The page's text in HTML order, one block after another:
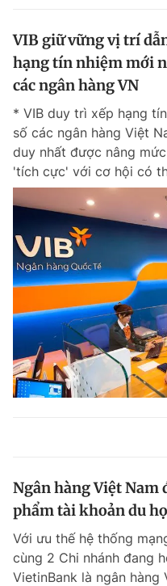
VIB giữ vững vị trí
hạng tín nhiệm mới
các ngân hàng VN
* VIB duy trì xếp hạng
số các ngân hàng Việt
duy nhất được nâng
'tích cực' với cơ hội có
Ngân hàng Việt Nam
phẩm tài khoản du
Với ưu thế hệ thống
cùng 2 Chi nhánh đang
VietinBank là ngân